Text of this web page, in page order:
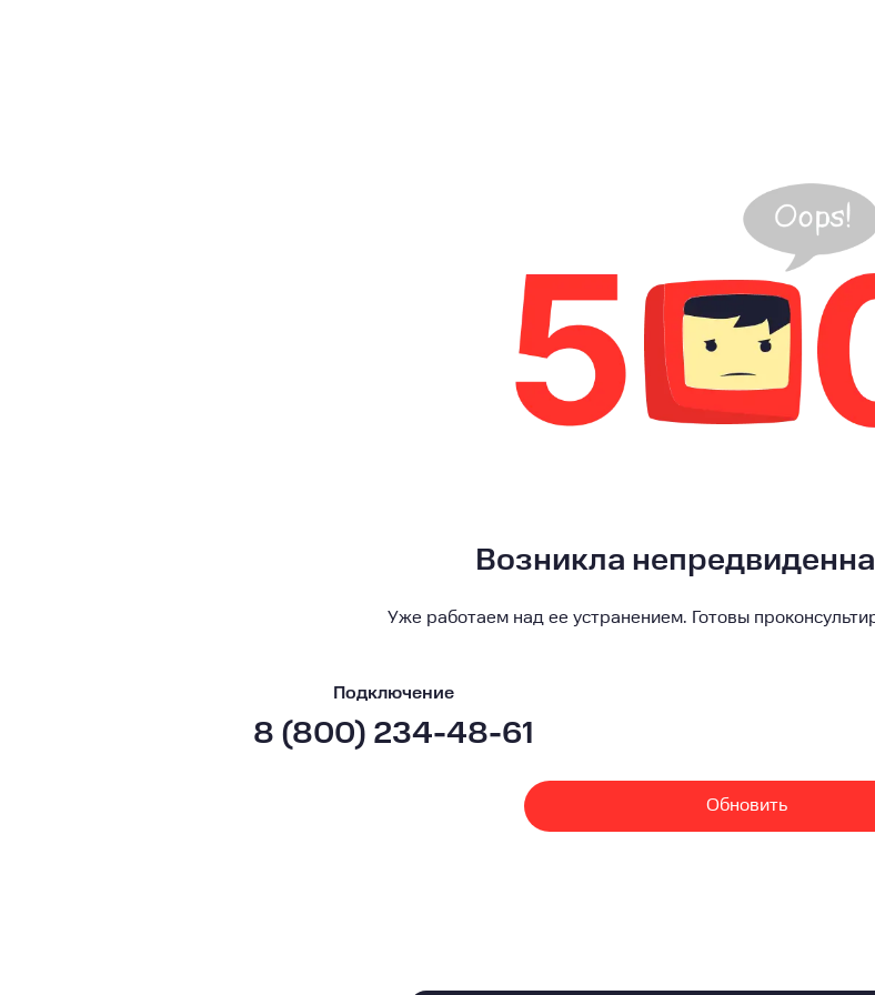
Возникла
Уже работаем над ее устранением. Готовы
Подключение
8 (800) 234-48-61
Обновить